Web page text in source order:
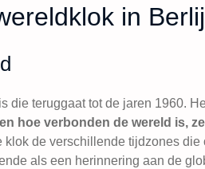
in
die teruggaat tot de jaren 1960.
hoe verbonden de wereld is,
de verschillende tijdzones
als een herinnering aan de